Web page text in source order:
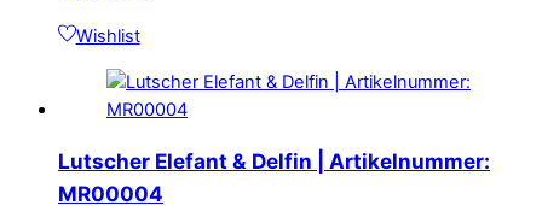
Wishlist
Lutscher Elefant & Delfin | Artikelnummer:
MR00004